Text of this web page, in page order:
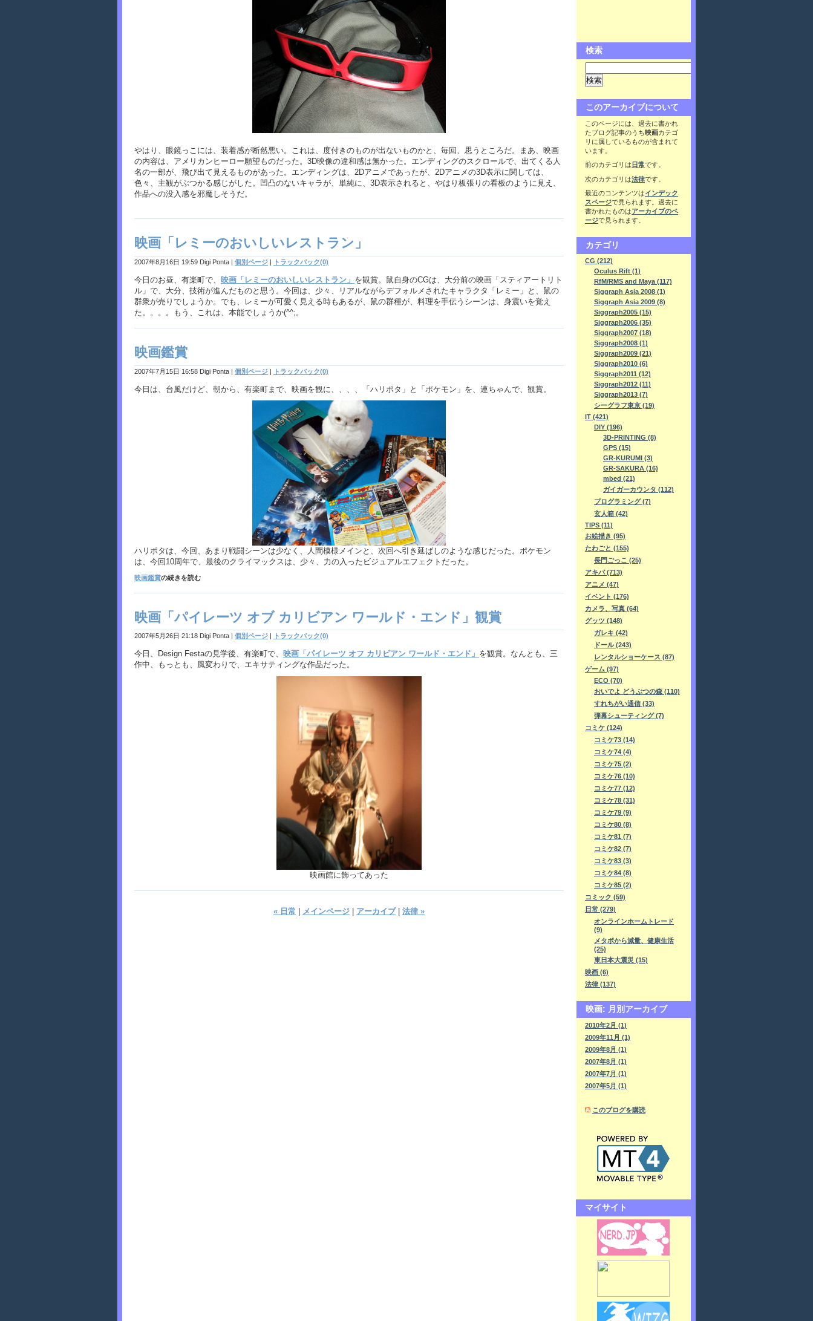
やはり、眼鏡っこには、装着感が断然悪い。これは、度付きのものが出ないものかと、毎回、思うところだ。まあ、映画
の内容は、アメリカンヒーロー願望ものだった。3D映像の違和感は無かった。エンディングのスクロールで、出てくる人
名の一部が、飛び出て見えるものがあった。エンディングは、2Dアニメであったが、2Dアニメの3D表示に関しては、
色々、主観がぶつかる感じがした。凹凸のないキャラが、単純に、3D表示されると、やはり板張りの看板のように見え、
作品への没入感を邪魔しそうだ。
映画「レミーのおいしいレストラン」
2007年8月16日 19:59 Digi Ponta | 個別ページ | トラックバック(0)
今日のお昼、有楽町で、 映画「レミーのおいしいレストラン」 を観賞。鼠自身のCGは、大分前の映画「スティアートリト
ル」で、大分、技術が進んだものと思う。今回は、少々、リアルながらデフォルメされたキャラクタ「レミー」と、鼠の
群衆が売りでしょうか。でも、レミーが可愛く見える時もあるが、鼠の群種が、料理を手伝うシーンは、身震いを覚え
た。。。。もう、これは、本能でしょうか(^^;。
映画鑑賞
2007年7月15日 16:58 Digi Ponta | 個別ページ | トラックバック(0)
今日は、台風だけど、朝から、有楽町まで、映画を観に、、、、「ハリポタ」と「ポケモン」を、連ちゃんで、観賞。
ハリポタは、今回、あまり戦闘シーンは少なく、人間模様メインと、次回へ引き延ばしのような感じだった。ポケモン
は、今回10周年で、最後のクライマックスは、少々、力の入ったビジュアルエフェクトだった。
映画鑑賞の続きを読む
映画「パイレーツ オブ カリビアン ワールド・エンド」観賞
2007年5月26日 21:18 Digi Ponta | 個別ページ | トラックバック(0)
今日、Design Festaの見学後、有楽町で、 映画「パイレーツ オフ カリビアン ワールド・エンド」 を観賞。なんとも、三
作中、もっとも、風変わりで、エキサティングな作品だった。
映画館に飾ってあった
« 日常 メインページ アーカイブ| 法律 »
検索
このアーカイブについて
このページには、過去に書かれ
たブログ記事のうち映画カテゴ
リに属しているものが含まれて
います。
前のカテゴリは 日常です。
次のカテゴリは法律です。
最近のコンテンツはインデック
スページで見られます。過去に
書かれたものはアーカイブのペ
ージで見られます。
カテゴリ
CG (212)
Oculus Rift (1)
RfM/RMS and Maya (117)
Siggraph Asia 2008 (1)
Siggraph Asia 2009 (8)
Siggraph2005 (15)
Siggraph2006 (35)
Siggraph2007 (18)
Siggraph2008 (1)
Siggraph2009 (21)
Siggraph2010 (6)
Siggraph2011 (12)
Siggraph2012 (11)
Siggraph2013 (7)
シーグラフ東京 (19)
IT (421)
DIY (196)
3D-PRINTING (8)
GPS (15)
GR-KURUMI (3)
GR-SAKURA (16)
mbed (21)
ガイガーカウンタ (112)
プログラミング (7)
玄人箱 (42)
TIPS (11)
お絵描き (95)
たわごと (155)
長門ごっこ (25)
アキバ (713)
アニメ (47)
イベント (176)
カメラ、写真 (64)
グッツ (148)
ガレキ (42)
ドール (243)
レンタルショーケース (87)
ゲーム (97)
ECO (70)
おいでよ どうぶつの森 (110)
すれちがい通信 (33)
弾幕シューティング (7)
コミケ (124)
コミケ73 (14)
コミケ74 (4)
コミケ75 (2)
コミケ76 (10)
コミケ77 (12)
コミケ78 (31)
コミケ79 (9)
コミケ80 (8)
コミケ81 (7)
コミケ82 (7)
コミケ83 (3)
コミケ84 (8)
コミケ85 (2)
コミック (59)
日常 (279)
オンラインホームトレード
(9)
メタボから減量、健康生活
(25)
東日本大震災 (15)
映画 (6)
法律 (137)
映画: 月別アーカイブ
2010年2月 (1)
2009年11月 (1)
2009年8月 (1)
2007年8月 (1)
2007年7月 (1)
2007年5月 (1)
このブログを購読
マイサイト